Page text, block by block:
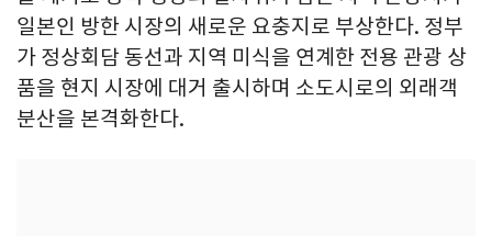
일본인 방한 시장의 새로운 요충지로 부상한다. 정부
가 정상회담 동선과 지역 미식을 연계한 전용 관광 상
품을 현지 시장에 대거 출시하며 소도시로의 외래객
분산을 본격화한다.